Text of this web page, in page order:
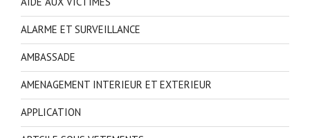
ALARME ET SURVEILLANCE
AMBASSADE
AMENAGEMENT INTERIEUR ET EXTERIEUR
APPLICATION